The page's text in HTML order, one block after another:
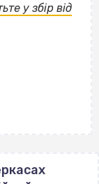
у збір від